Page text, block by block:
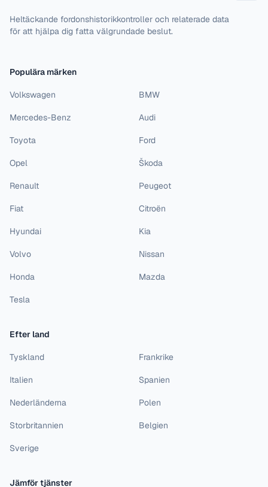
Heltäckande fordonshistorikkontroller och relaterade data
för att hjälpa dig fatta välgrundade beslut.
Populära märken
Volkswagen BMW
Mercedes-Benz Audi
Toyota Ford
Opel Škoda
Renault Peugeot
Fiat Citroën
Hyundai Kia
Volvo Nissan
Honda Mazda
Tesla
Efter land
Tyskland Frankrike
Italien Spanien
Nederländerna Polen
Storbritannien Belgien
Sverige
Jämför tjänster